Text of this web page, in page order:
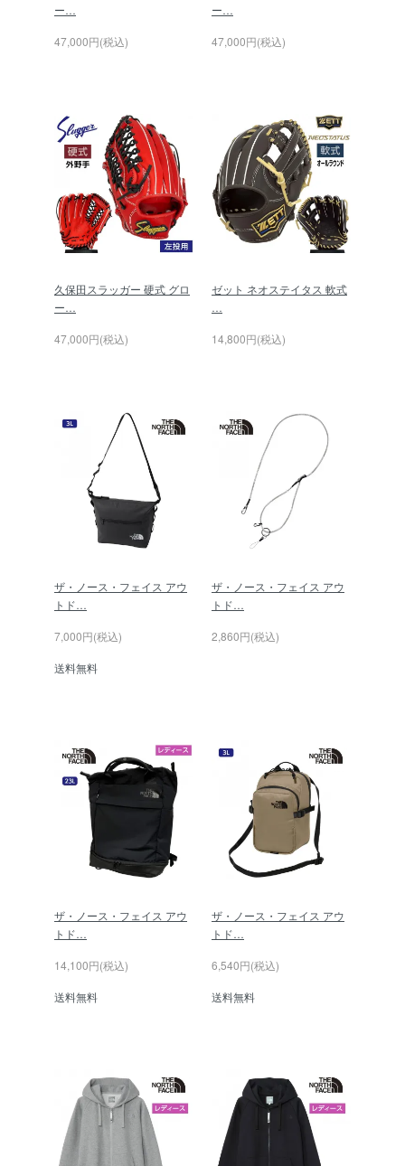
ー…
47,000円(税込)
ー…
47,000円(税込)
久保田スラッガー 硬式 グロ
ー…
47,000円(税込)
ゼット ネオステイタス 軟式
…
14,800円(税込)
ザ・ノース・フェイス アウ
トド…
7,000円(税込)
送料無料
ザ・ノース・フェイス アウ
トド…
2,860円(税込)
ザ・ノース・フェイス アウ
トド…
14,100円(税込)
送料無料
ザ・ノース・フェイス アウ
トド…
6,540円(税込)
送料無料